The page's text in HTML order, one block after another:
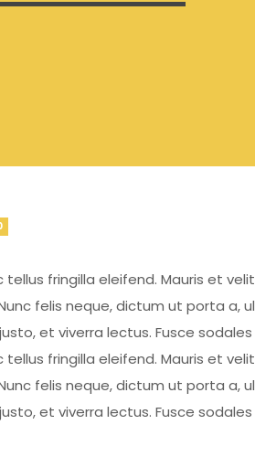
fringilla eleifend. Mauris et
felis neque, dictum ut porta a,
et viverra lectus. Fusce
fringilla eleifend. Mauris et
felis neque, dictum ut porta a,
et viverra lectus. Fusce